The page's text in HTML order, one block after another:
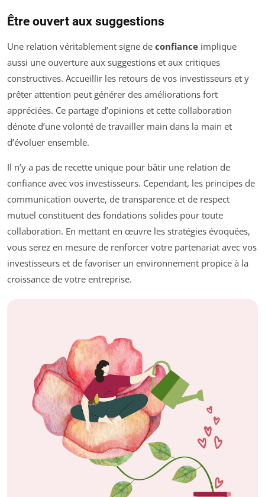
Être ouvert aux suggestions
Une relation véritablement signe de confiance implique
aussi une ouverture aux suggestions et aux critiques
constructives. Accueillir les retours de vos investisseurs et y
prêter attention peut générer des améliorations fort
appréciées. Ce partage d’opinions et cette collaboration
dénote d’une volonté de travailler main dans la main et
d’évoluer ensemble.
Il n’y a pas de recette unique pour bâtir une relation de
confiance avec vos investisseurs. Cependant, les principes de
communication ouverte, de transparence et de respect
mutuel constituent des fondations solides pour toute
collaboration. En mettant en œuvre les stratégies évoquées,
vous serez en mesure de renforcer votre partenariat avec vos
investisseurs et de favoriser un environnement propice à la
croissance de votre entreprise.